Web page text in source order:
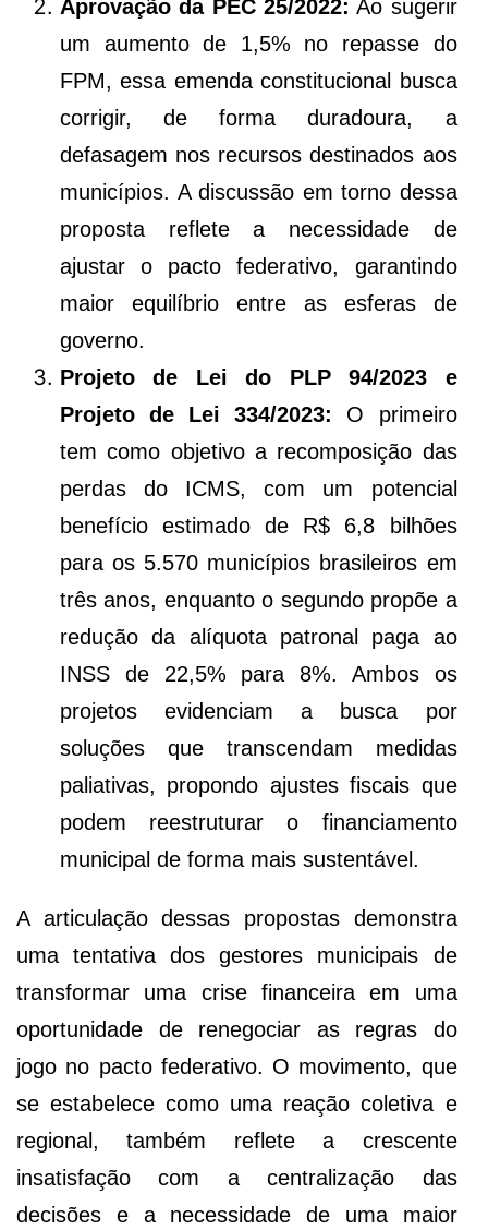
Aprovação da PEC 25/2022: Ao sugerir
um aumento de 1,5% no repasse do
FPM, essa emenda constitucional busca
corrigir, de forma duradoura, a
defasagem nos recursos destinados aos
municípios. A discussão em torno dessa
proposta reflete a necessidade de
ajustar o pacto federativo, garantindo
maior equilíbrio entre as esferas de
governo.
Projeto de Lei do PLP 94/2023 e
Projeto de Lei 334/2023:
O primeiro
tem como objetivo a recomposição das
perdas do ICMS, com um potencial
benefício estimado de R$ 6,8 bilhões
para os 5.570 municípios brasileiros em
três anos, enquanto o segundo propõe a
redução da alíquota patronal paga ao
INSS de 22,5% para 8%. Ambos os
projetos evidenciam a busca por
soluções que transcendam medidas
paliativas, propondo ajustes fiscais que
podem reestruturar o financiamento
municipal de forma mais sustentável.
A articulação dessas propostas demonstra
uma tentativa dos gestores municipais de
transformar uma crise financeira em uma
oportunidade de renegociar as regras do
jogo no pacto federativo. O movimento, que
se estabelece como uma reação coletiva e
regional, também reflete a crescente
insatisfação com a centralização das
decisões e a necessidade de uma maior